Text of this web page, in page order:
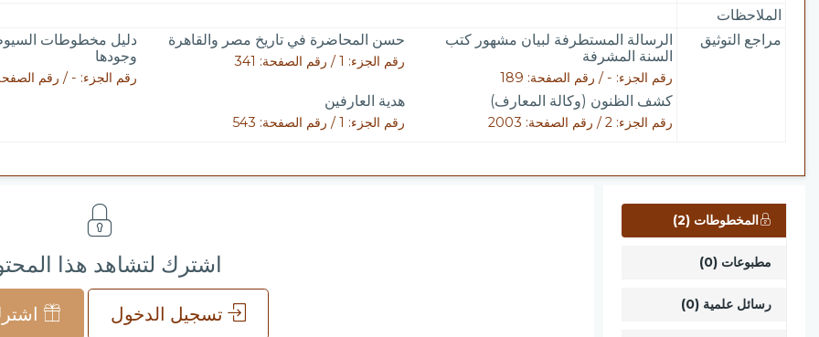
الملاحظات
مراجع التوثيق
الرسالة المستطرفة لبيان مشهور كتب
السنة المشرفة
رقم الجزء: - / رقم الصفحة: 189
حسن المحاضرة في تاريخ مصر والقاهرة
رقم الجزء: 1 / رقم الصفحة: 341
دليل مخطوطات
وجودها
رقم الجزء: - / رقم الصفحة:
كشف الظنون (وكالة المعارف)
رقم الجزء: 2 / رقم الصفحة: 2003
هدية العارفين
رقم الجزء: 1 / رقم الصفحة: 543
المخطوطات (2)
مطبوعات (0)
رسائل علمية (0)
اشترك لتشاهد هذا
تسجيل الدخول